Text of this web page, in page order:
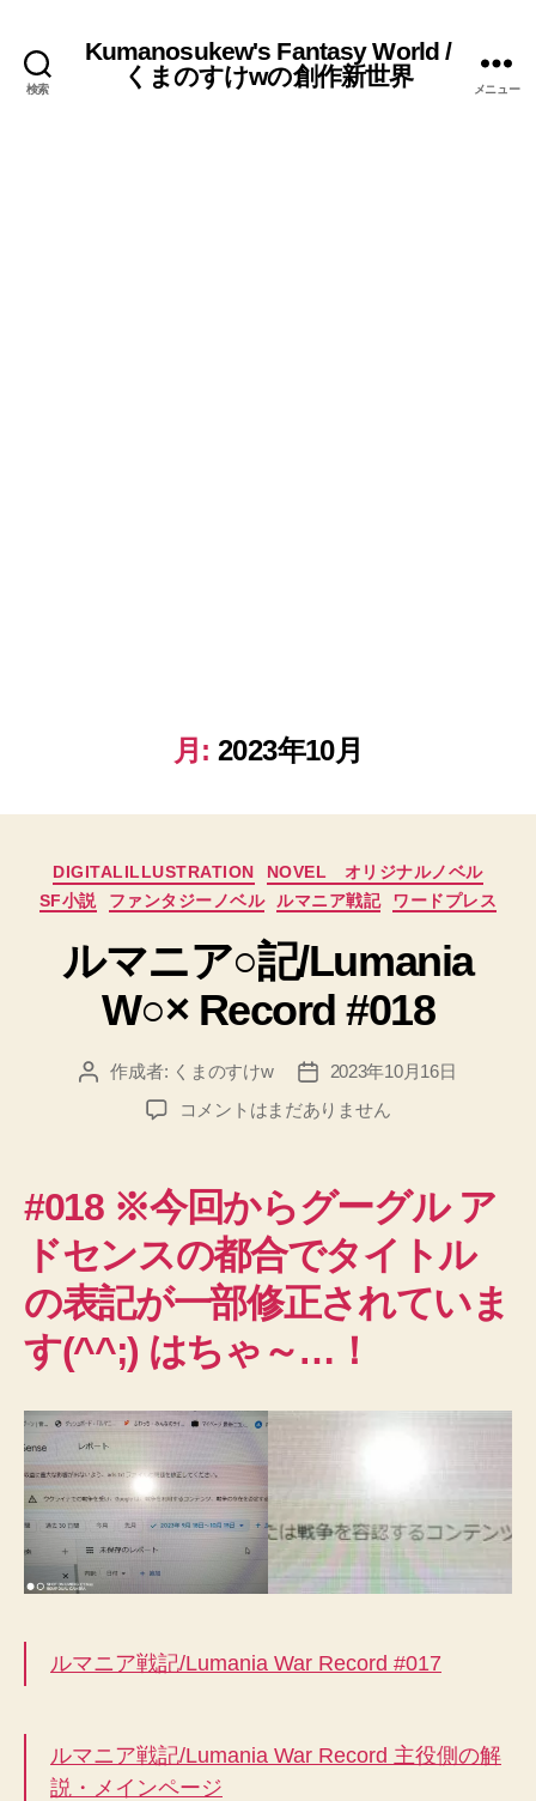
検索
Kumanosukew's Fantasy World /
くまのすけwの創作新世界
メニュー
月: 2023年10月
カ
テ
リ
ー
DIGITALILLUSTRATION
NOVEL オリジナルノベル
SF小説
ファンタジーノベル ルマニア戦記 ワードプレス
ルマニア○記/Lumania
W○× Record #018
投
作成者: くまのすけw
投
稿
日
2023年10月16日
ル
ア
○
記/Lumania
W○×
Record
#018
へ
の
コメントはまだありません
#018 ※今回からグーグル ア
ドセンスの都合でタイトル
の表記が一部修正されていま
す(^^;) はちゃ～…！
ルマニア戦記/Lumania War Record #017
ルマニア戦記/Lumania War Record 主役側の解
説・メインページ